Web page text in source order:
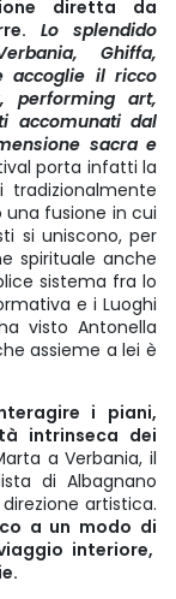
diretta da
Lo splendido
Ghiffa,
accoglie il ricco
performing art,
accomunati dal
sacra e
porta infatti la
fusione in cui
si uniscono, per
spirituale anche
sistema fra lo
e i Luoghi
visto Antonella
assieme a lei è
i piani,
intrinseca dei
a Verbania, il
di Albagnano
artistica.
a un modo di
interiore,